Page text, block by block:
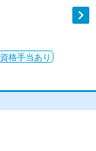

資格手当あり